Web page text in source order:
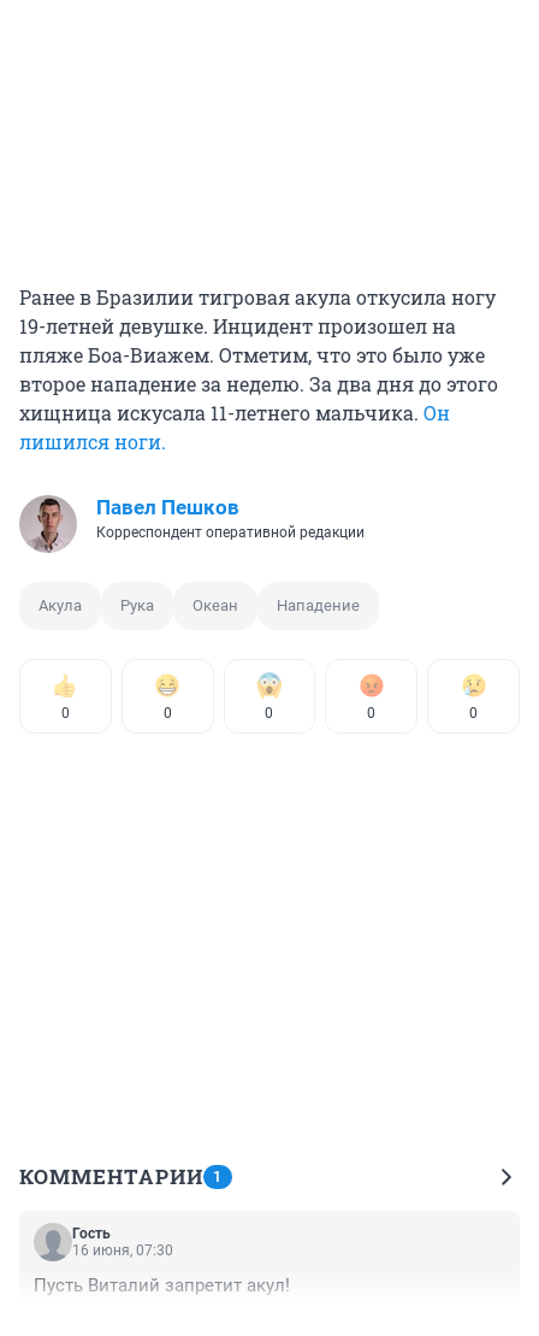
Ранее в Бразилии тигровая акула откусила ногу
19-летней девушке. Инцидент произошел на
пляже Боа-Виажем. Отметим, что это было уже
второе нападение за неделю. За два дня до этого
хищница искусала 11-летнего мальчика. Он
лишился ноги.
Павел Пешков
Корреспондент оперативной редакции
Акула Рука Океан Нападение
0 0 0 0 0
КОММЕНТАРИИ 1
Гость
16 июня, 07:30
Пусть Виталий запретит акул!